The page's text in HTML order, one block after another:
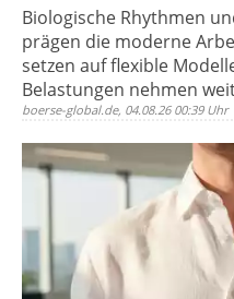
Biologische Rhythmen
prägen die moderne
setzen auf flexible
Belastungen nehmen
boerse-global.de, 04.08.26 00:39 Uhr